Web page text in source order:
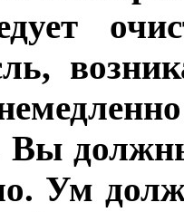
Вы
Ум